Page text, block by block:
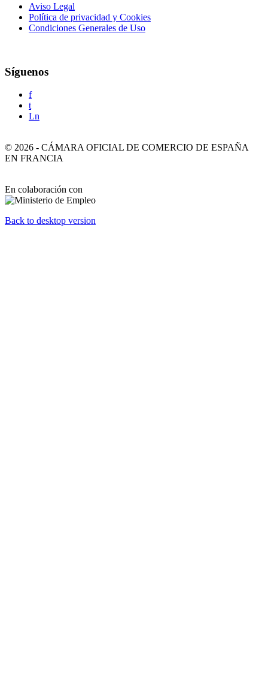
Aviso Legal
Política de privacidad y Cookies
Condiciones Generales de Uso
Síguenos
f
t
Ln
© 2026 - CÁMARA OFICIAL DE COMERCIO DE ESPAÑA
EN FRANCIA
En colaboración con
Back to desktop version